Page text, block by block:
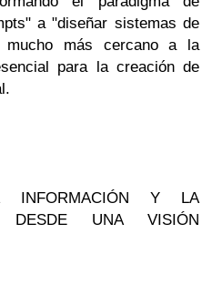
a "diseñar sistemas de
mucho más cercano a la
para la creación de
INFORMACIÓN Y LA
DESDE UNA VISIÓN